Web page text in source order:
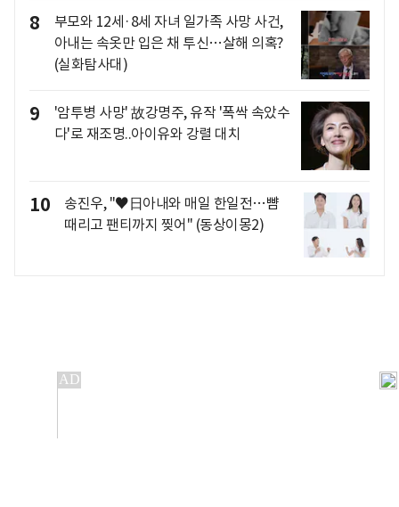
8
부모와 12세·8세 자녀 일가족 사망 사건,
아내는 속옷만 입은 채 투신…살해 의혹?
(실화탐사대)
9
'암투병 사망' 故강명주, 유작 '폭싹 속았수
다'로 재조명..아이유와 강렬 대치
10
송진우, "♥日아내와 매일 한일전…뺨
때리고 팬티까지 찢어" (동상이몽2)